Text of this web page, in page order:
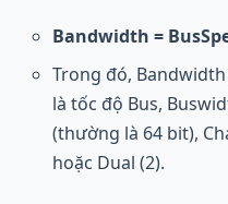
Bandwidth =
Trong đó,
là tốc độ Bus,
(thường là 64 bit),
hoặc Dual (2).